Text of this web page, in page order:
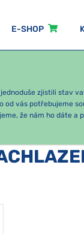
E-SHOP
zjistili stav
od vás potřebujeme
že nám ho dáte a